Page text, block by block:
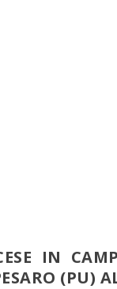
IN
(PU)